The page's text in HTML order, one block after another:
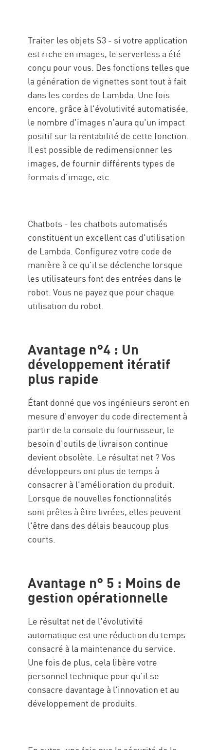
Traiter les objets S3 - si votre application
est riche en images, le serverless a été
conçu pour vous. Des fonctions telles que
la génération de vignettes sont tout à fait
dans les cordes de Lambda. Une fois
encore, grâce à l'évolutivité automatisée,
le nombre d'images n'aura qu'un impact
positif sur la rentabilité de cette fonction.
Il est possible de redimensionner les
images, de fournir différents types de
formats d'image, etc.
Chatbots - les chatbots automatisés
constituent un excellent cas d'utilisation
de Lambda. Configurez votre code de
manière à ce qu'il se déclenche lorsque
les utilisateurs font des entrées dans le
robot. Vous ne payez que pour chaque
utilisation du robot.
Avantage n°4 : Un
développement itératif
plus rapide
Étant donné que vos ingénieurs seront en
mesure d'envoyer du code directement à
partir de la console du fournisseur, le
besoin d'outils de livraison continue
devient obsolète. Le résultat net ? Vos
développeurs ont plus de temps à
consacrer à l'amélioration du produit.
Lorsque de nouvelles fonctionnalités
sont prêtes à être livrées, elles peuvent
l'être dans des délais beaucoup plus
courts.
Avantage n° 5 : Moins de
gestion opérationnelle
Le résultat net de l'évolutivité
automatique est une réduction du temps
consacré à la maintenance du service.
Une fois de plus, cela libère votre
personnel technique pour qu'il se
consacre davantage à l'innovation et au
développement de produits.